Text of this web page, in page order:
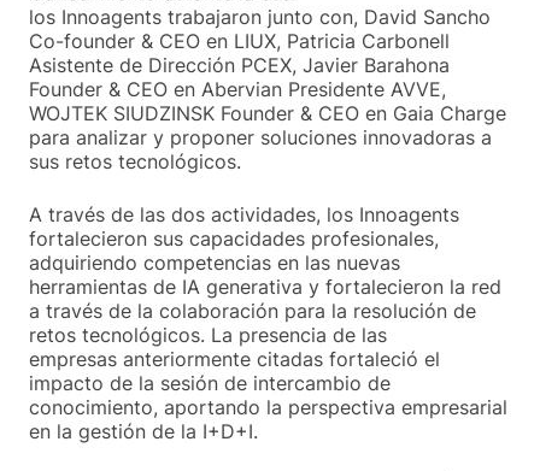
los Innoagents trabajaron junto con, David Sancho
Co-founder & CEO en LIUX, Patricia Carbonell
Asistente de Dirección PCEX, Javier Barahona
Founder & CEO en Abervian Presidente AVVE,
WOJTEK SIUDZINSK Founder & CEO en Gaia Charge
para analizar y proponer soluciones innovadoras a
sus retos tecnológicos.
A través de las dos actividades, los Innoagents
fortalecieron sus capacidades profesionales,
adquiriendo competencias en las nuevas
herramientas de IA generativa y fortalecieron la red
a través de la colaboración para la resolución de
retos tecnológicos. La presencia de las
empresas anteriormente citadas fortaleció el
impacto de la sesión de intercambio de
conocimiento, aportando la perspectiva empresarial
en la gestión de la I+D+I.